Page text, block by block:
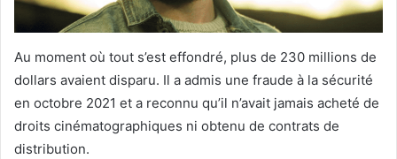
Au moment où tout s’est effondré, plus de 230 millions de
dollars avaient disparu. Il a admis une fraude à la sécurité
en octobre 2021 et a reconnu qu’il n’avait jamais acheté de
droits cinématographiques ni obtenu de contrats de
distribution.